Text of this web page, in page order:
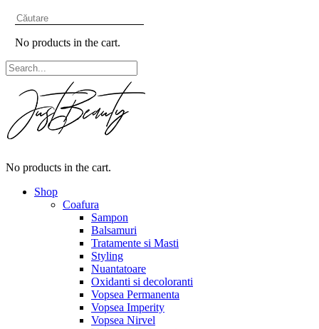
No products in the cart.
No products in the cart.
Shop
Coafura
Sampon
Balsamuri
Tratamente si Masti
Styling
Nuantatoare
Oxidanti si decoloranti
Vopsea Permanenta
Vopsea Imperity
Vopsea Nirvel